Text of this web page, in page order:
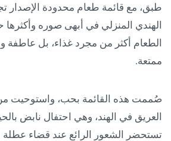
طبق، مع قائمة طعام محدودة الإصدار
الهندي المنزلي في أبهى صوره وأكثرها
الطعام أكثر من مجرد غذاء، بل
ممتعة.
صُممت هذه القائمة بحب، واستوحيت
العريق في الهند، وهي احتفال نابض
تستحضر الشعور الرائع عند قضاء